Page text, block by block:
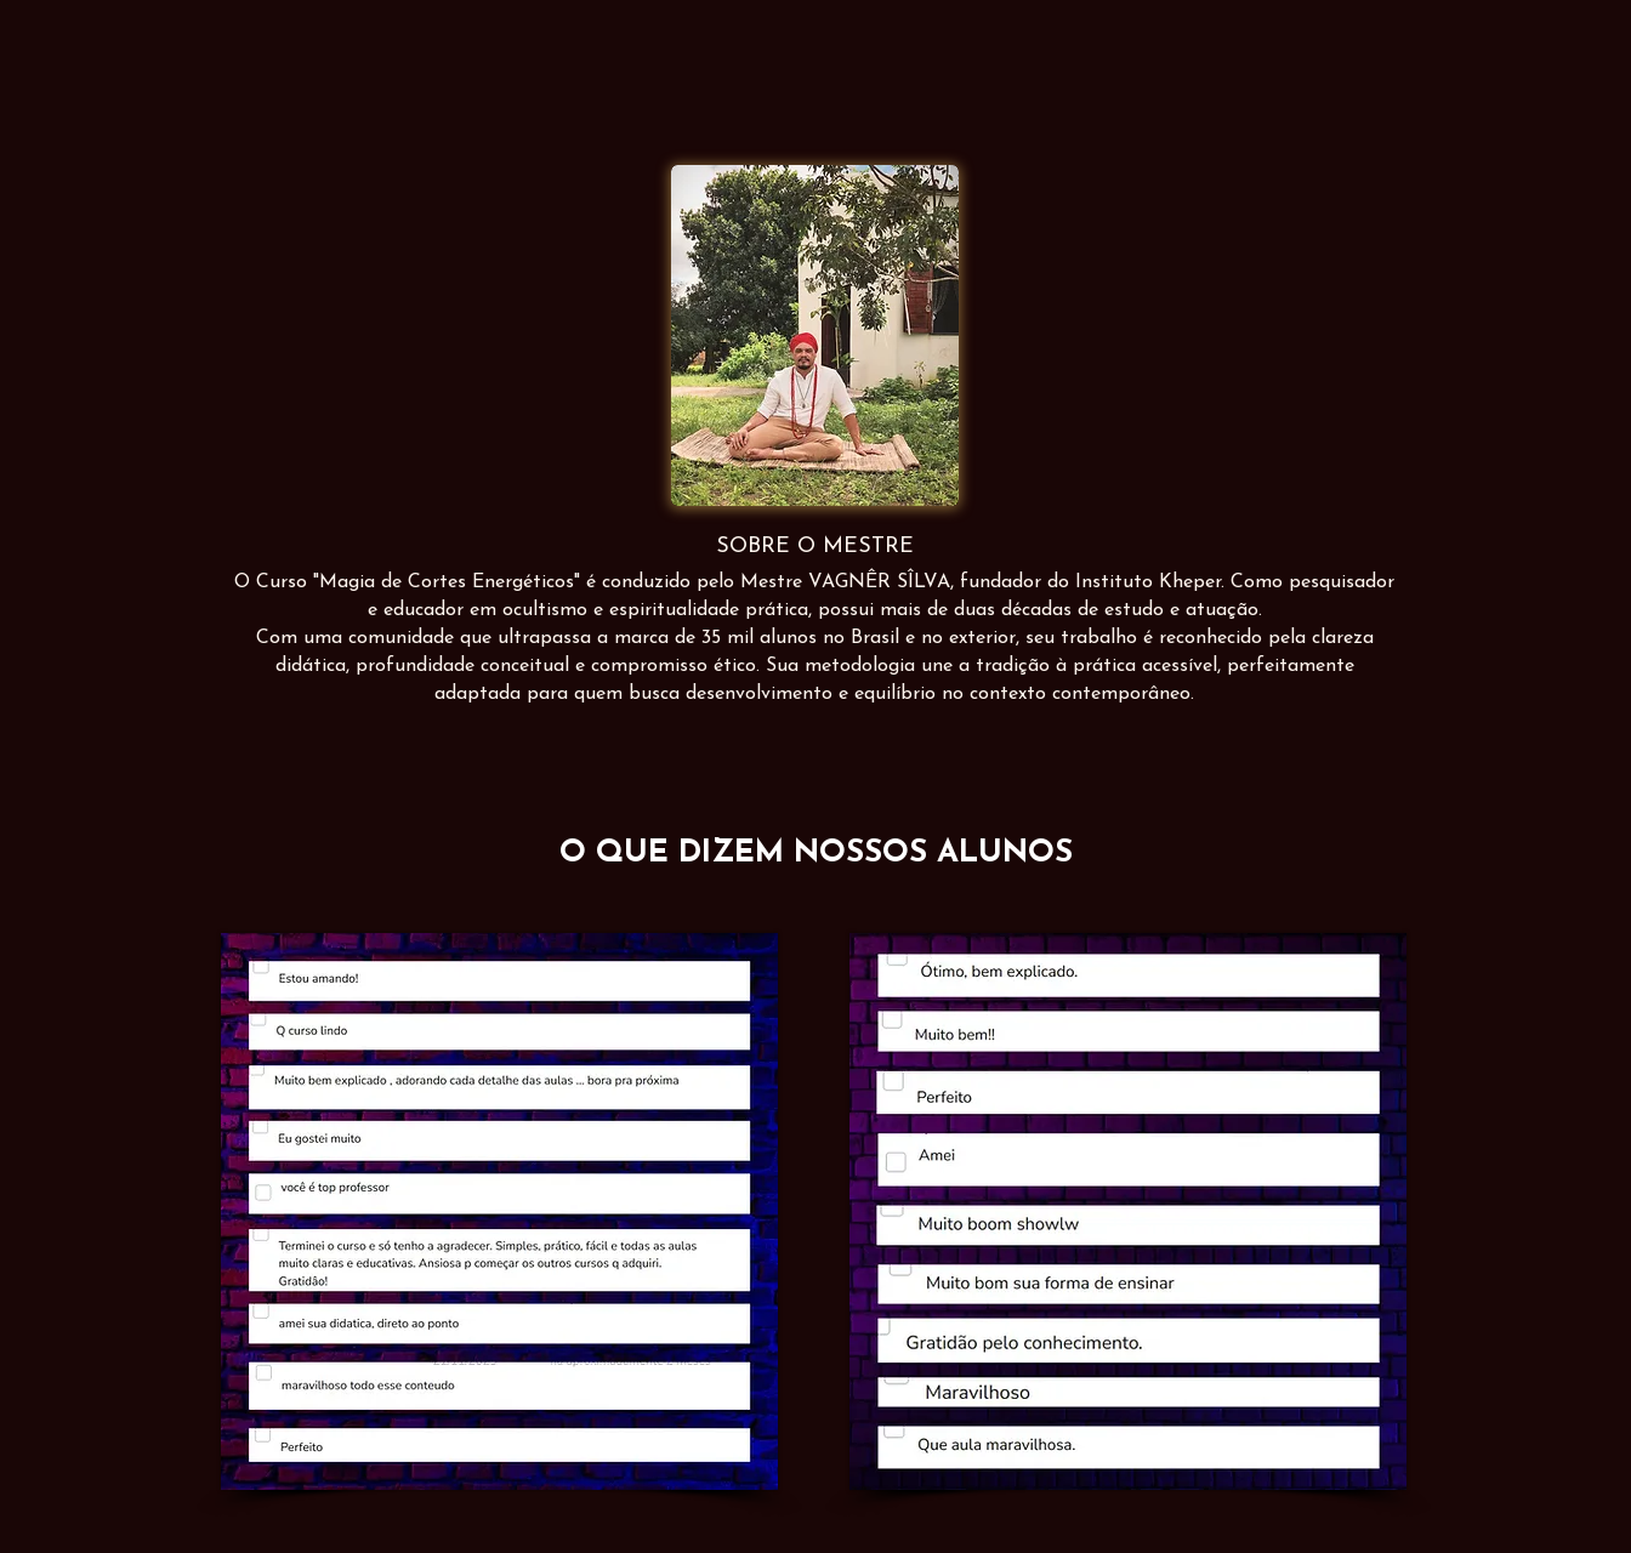
SOBRE O MESTRE
O Curso "Magia de Cortes Energéticos" é conduzido pelo Mestre VAGNÊR SÎLVA, fundador do Instituto Kheper. Como pesquisador
e educador em ocultismo e espiritualidade prática, possui mais de duas décadas de estudo e atuação.
Com uma comunidade que ultrapassa a marca de 35 mil alunos no Brasil e no exterior, seu trabalho é reconhecido pela clareza
didática, profundidade conceitual e compromisso ético. Sua metodologia une a tradição à prática acessível, perfeitamente
adaptada para quem busca desenvolvimento e equilíbrio no contexto contemporâneo.
O QUE DIZEM NOSSOS ALUNOS